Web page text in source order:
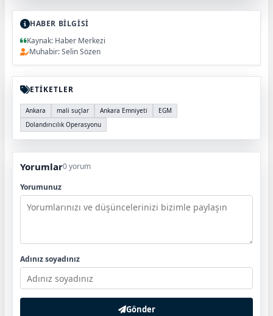
HABER BİLGİSİ
Kaynak: Haber Merkezi
Muhabir: Selin Sözen
ETİKETLER
Ankara mali suçlar Ankara Emniyeti
EGM
Dolandırıcılık Operasyonu
Yorumlar0 yorum
Yorumunuz
Adınız soyadınız
Gönder